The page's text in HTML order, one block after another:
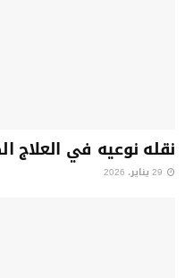
نقله نوعيه في العلاج